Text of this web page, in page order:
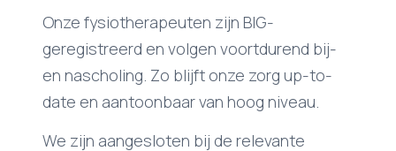
Onze fysiotherapeuten zijn BIG-
geregistreerd en volgen voortdurend bij-
en nascholing. Zo blijft onze zorg up-to-
date en aantoonbaar van hoog niveau.
We zijn aangesloten bij de relevante